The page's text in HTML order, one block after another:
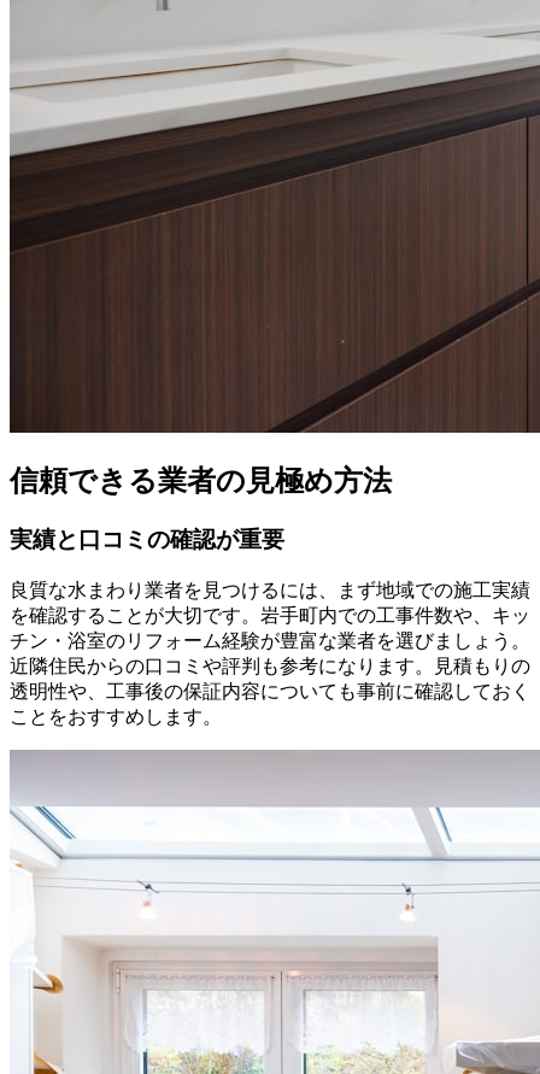
信頼できる業者の見極め方法
実績と口コミの確認が重要
良質な水まわり業者を見つけるには、まず地域での施工実績
を確認することが大切です。岩手町内での工事件数や、キッ
チン・浴室のリフォーム経験が豊富な業者を選びましょう。
近隣住民からの口コミや評判も参考になります。見積もりの
透明性や、工事後の保証内容についても事前に確認しておく
ことをおすすめします。